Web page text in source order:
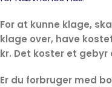
For at kunne klage,
klage over, have
kr. Det koster et
Er du forbruger med